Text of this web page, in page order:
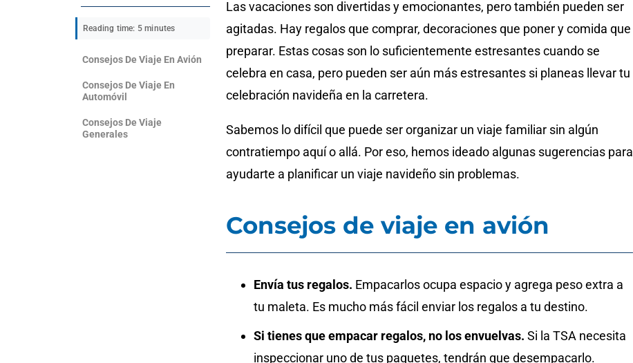
Reading time: 5 minutes
Consejos De Viaje En Avión
Consejos De Viaje En
Automóvil
Consejos De Viaje
Generales
Las vacaciones son divertidas y emocionantes, pero también pueden ser
agitadas. Hay regalos que comprar, decoraciones que poner y comida que
preparar. Estas cosas son lo suficientemente estresantes cuando se
celebra en casa, pero pueden ser aún más estresantes si planeas llevar tu
celebración navideña en la carretera.
Sabemos lo difícil que puede ser organizar un viaje familiar sin algún
contratiempo aquí o allá. Por eso, hemos ideado algunas sugerencias para
ayudarte a planificar un viaje navideño sin problemas.
Consejos de viaje en avión
Envía tus regalos. Empacarlos ocupa espacio y agrega peso extra a
tu maleta. Es mucho más fácil enviar los regalos a tu destino.
Si tienes que empacar regalos, no los envuelvas. Si la TSA necesita
inspeccionar uno de tus paquetes, tendrán que desempacarlo.